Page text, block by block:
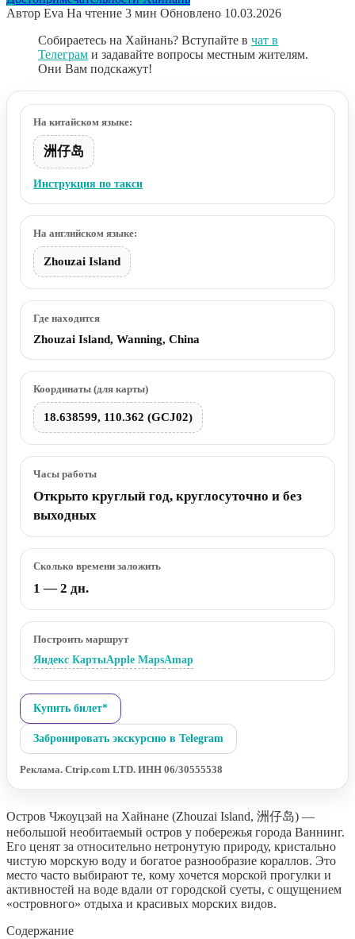
Автор Eva На чтение 3 мин Обновлено 10.03.2026
Собираетесь на Хайнань? Вступайте в чат в
Телеграм и задавайте вопросы местным жителям.
Они Вам подскажут!
На китайском языке:
洲仔岛
Инструкция по такси
На английском языке:
Zhouzai Island
Где находится
Zhouzai Island, Wanning, China
Координаты (для карты)
18.638599, 110.362 (GCJ02)
Часы работы
Открыто круглый год, круглосуточно и без
выходных
Сколько времени заложить
1 — 2 дн.
Построить маршрут
Яндекс КартыApple MapsAmap
Купить билет*
Забронировать экскурсию в Telegram
Реклама. Ctrip.com LTD. ИНН 06/30555538
Остров Чжоуцзай на Хайнане (Zhouzai Island, 洲仔岛) —
небольшой необитаемый остров у побережья города Ваннинг.
Его ценят за относительно нетронутую природу, кристально
чистую морскую воду и богатое разнообразие кораллов. Это
место часто выбирают те, кому хочется морской прогулки и
активностей на воде вдали от городской суеты, с ощущением
«островного» отдыха и красивых морских видов.
Содержание